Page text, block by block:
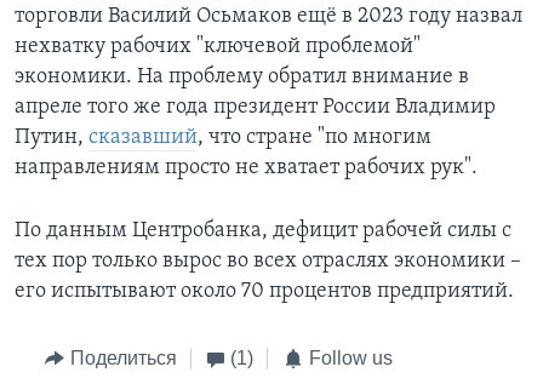
торговли Василий Осьмаков ещё в 2023 году назвал
нехватку рабочих "ключевой проблемой"
экономики. На проблему обратил внимание в
апреле того же года президент России Владимир
Путин, сказавший, что стране "по многим
направлениям просто не хватает рабочих рук".
По данным Центробанка, дефицит рабочей силы с
тех пор только вырос во всех отраслях экономики –
его испытывают около 70 процентов предприятий.
Поделиться (1) Follow us